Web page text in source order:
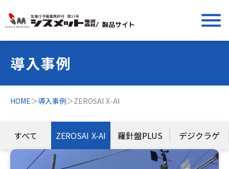
/ 製品サイト menu
導入事例
HOME＞導入事例＞ZEROSAI X-AI
すべて ZEROSAI X-AI 羅針盤PLUS デジクラゲ